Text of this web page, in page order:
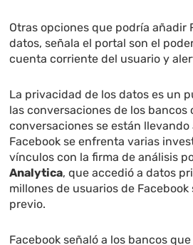
Otras opciones que podría añadir
datos, señala el portal son el
cuenta corriente del usuario y
La privacidad de los datos es un
las conversaciones de los bancos
conversaciones se están
Facebook se enfrenta varias
vínculos con la firma de análisis
Analytica, que accedió a datos
millones de usuarios de
previo.
Facebook señaló a los bancos